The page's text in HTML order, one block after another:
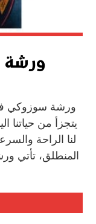
ورشة
ورشة سوزوكي في
يتجزأ من حياتنا
لنا الراحة
المنطلق، تأتي